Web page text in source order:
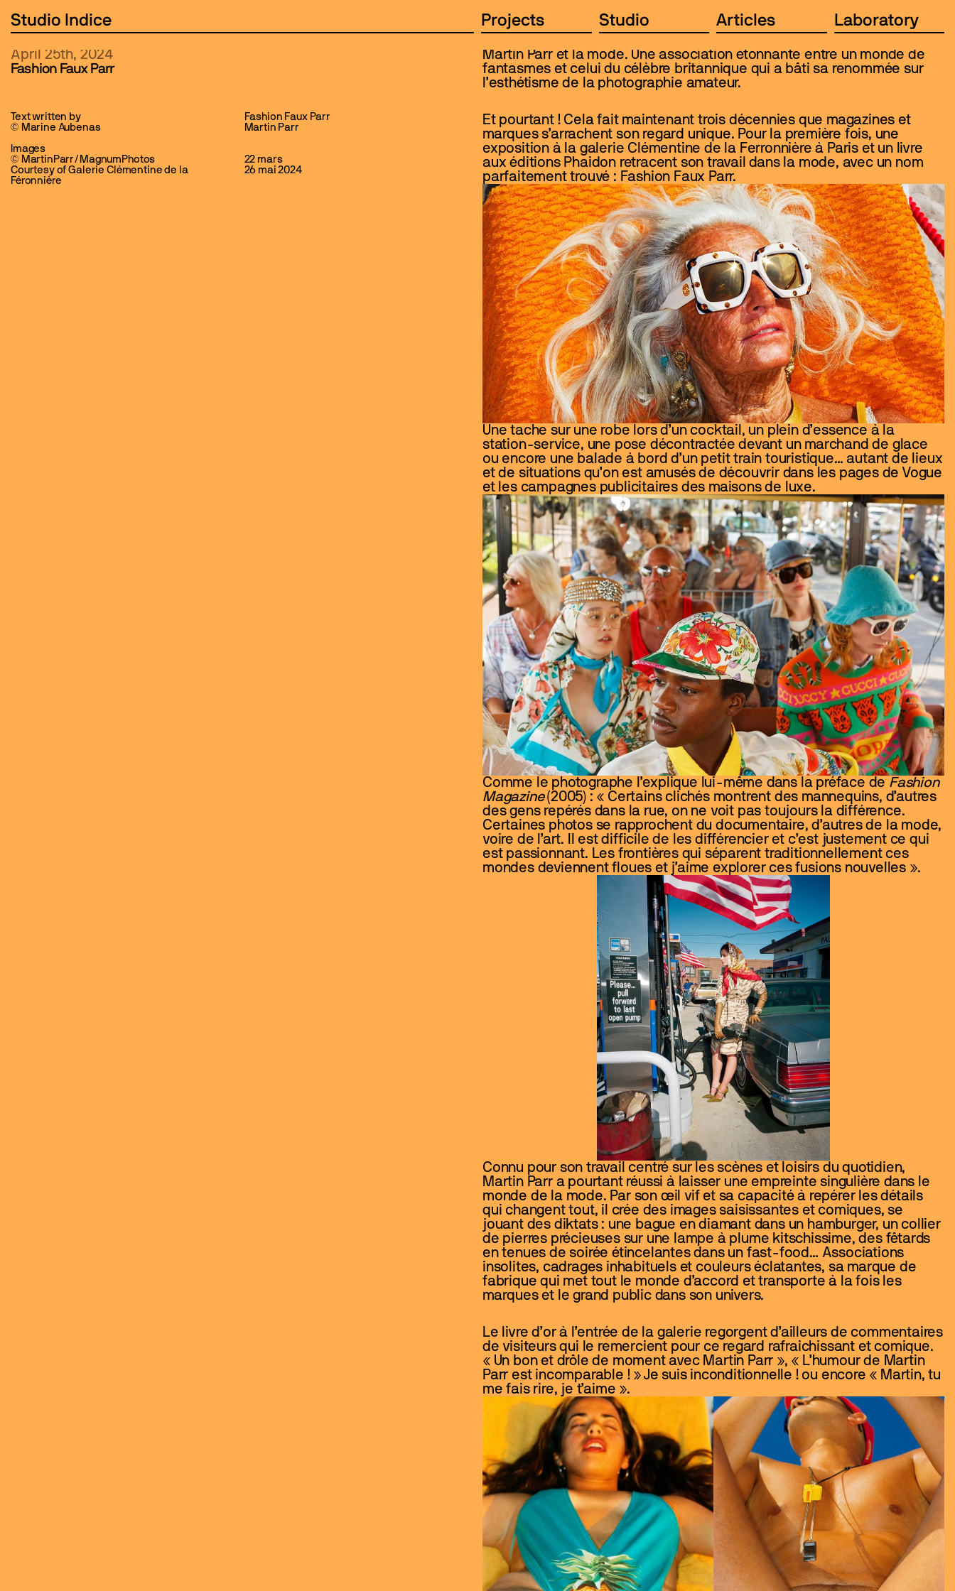
Studio Indice
Projects
Studio
Articles
Laboratory
Studio Indice
Studio Indice
Projects
Projects
Studio
Studio
Articles
Articles
Martin Parr et la mode. Une association étonnante entre un monde de
fantasmes et celui du célèbre britannique qui a bâti sa renommée sur
l’esthétisme de la photographie amateur.
Et pourtant ! Cela fait maintenant trois décennies que magazines et
marques s’arrachent son regard unique. Pour la première fois, une
exposition à la galerie Clémentine de la Ferronnière à Paris et un livre
aux éditions Phaidon retracent son travail dans la mode, avec un nom
parfaitement trouvé : Fashion Faux Parr.
Une tache sur une robe lors d’un cocktail, un plein d’essence à la
station-service, une pose décontractée devant un marchand de glace
ou encore une balade à bord d’un petit train touristique… autant de lieux
et de situations qu’on est amusés de découvrir dans les pages de Vogue
et les campagnes publicitaires des maisons de luxe.
Comme le photographe l’explique lui-même dans la préface de Fashion
Magazine (2005) : « Certains clichés montrent des mannequins, d’autres
des gens repérés dans la rue, on ne voit pas toujours la différence.
Certaines photos se rapprochent du documentaire, d’autres de la mode,
voire de l’art. Il est difficile de les différencier et c’est justement ce qui
est passionnant. Les frontières qui séparent traditionnellement ces
mondes deviennent floues et j’aime explorer ces fusions nouvelles ».
Connu pour son travail centré sur les scènes et loisirs du quotidien,
Martin Parr a pourtant réussi à laisser une empreinte singulière dans le
monde de la mode. Par son œil vif et sa capacité à repérer les détails
qui changent tout, il crée des images saisissantes et comiques, se
jouant des diktats : une bague en diamant dans un hamburger, un collier
de pierres précieuses sur une lampe à plume kitschissime, des fêtards
en tenues de soirée étincelantes dans un fast-food… Associations
insolites, cadrages inhabituels et couleurs éclatantes, sa marque de
fabrique qui met tout le monde d’accord et transporte à la fois les
marques et le grand public dans son univers.
Le livre d’or à l’entrée de la galerie regorgent d’ailleurs de commentaires
de visiteurs qui le remercient pour ce regard rafraichissant et comique.
« Un bon et drôle de moment avec Martin Parr », « L’humour de Martin
Parr est incomparable ! » Je suis inconditionnelle ! ou encore « Martin, tu
me fais rire, je t’aime ».
Studio Indice
Studio Indice
ProjectsStudio ArticlesLaboratory
Laboratory
April 25th, 2024
Fashion Faux Parr
Text written by
© Marine Aubenas
Fashion Faux Parr
Martin Parr
Images
© MartinParr/MagnumPhotos
Courtesy of Galerie Clémentine de la
Féronnière
22 mars
26 mai 2024